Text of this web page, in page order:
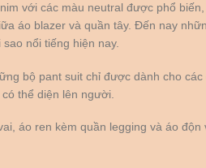
với các màu neutral được phổ
áo blazer và quần tây. Đến nay
nổi tiếng hiện nay.
bộ pant suit chỉ được dành cho
thể diện lên người.
áo ren kèm quần legging và áo